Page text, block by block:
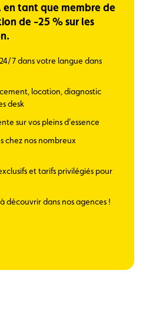
en tant que membre de
de -25 % sur les
7 dans votre langue dans
location, diagnostic
desk
sur vos pleins d’essence
chez nos nombreux
et tarifs privilégiés pour
découvrir dans nos agences !